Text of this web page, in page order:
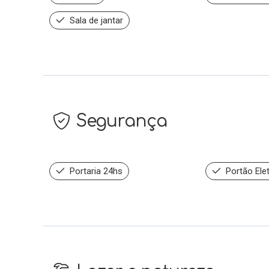
Sala de jantar
Segurança
Portaria 24hs Portão